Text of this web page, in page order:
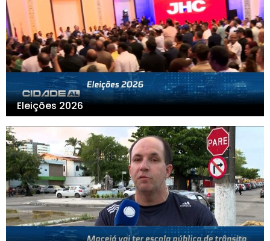
Eleições 2026